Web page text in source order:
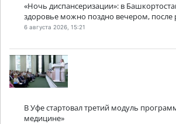
«Ночь диспансеризации»: в
здоровье можно поздно вечером, после
6 августа 2026, 15:21
В Уфе стартовал третий модуль
медицине»